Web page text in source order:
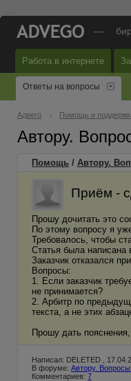
—
Работа в интернете
Ответы на вопросы
Адвего Помощь и
Автору.
Помощь / Автору.
Приём -
Прошу дочитать это
По этому вопросу я
Требовалось, чтобы
Статья была написана
Заказчик отказался
Вопросы:
1. Если заказчик
не принимается?
2. Арбитр по
текста, а не этих
Прошу дать
Написал: DELETED ,
В форуме: Автору. Вопросы
Комментариев: 7